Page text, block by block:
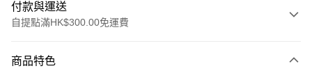
付款與運送
自提點滿HK$300.00免運費
信用卡
商品特色